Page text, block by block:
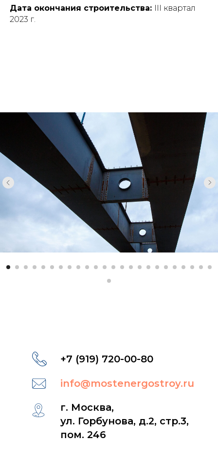
Дата окончания строительства: III квартал
2023 г.
+7 (919) 720-00-80
info@mostenergostroy.ru
г. Москва,
ул. Горбунова, д.2, стр.3,
пом. 246